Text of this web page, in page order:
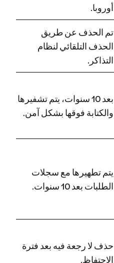
أوروبا.
تم الحذف عن طريق
الحذف التلقائي لنظام
التذاكر.
بعد 10 سنوات، يتم تشفيرها
والكتابة فوقها بشكل آمن.
يتم تطهيرها مع سجلات
الطلبات بعد 10 سنوات.
حذف لا رجعة فيه بعد فترة
الاحتفاظ.